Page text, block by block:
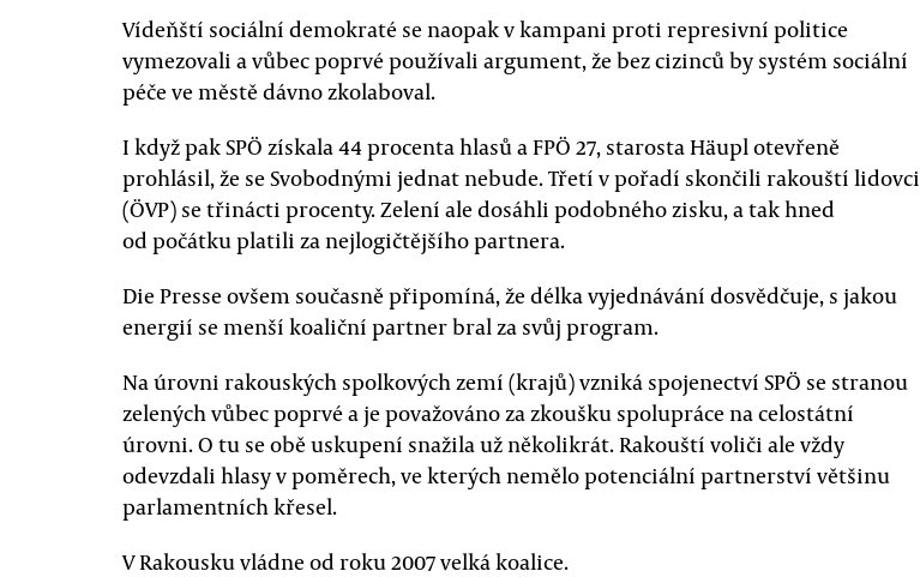
Vídeňští sociální demokraté se naopak v kampani proti represivní politice
vymezovali a vůbec poprvé používali argument, že bez cizinců by systém sociální
péče ve městě dávno zkolaboval.
I když pak SPÖ získala 44 procenta hlasů a FPÖ 27, starosta Häupl otevřeně
prohlásil, že se Svobodnými jednat nebude. Třetí v pořadí skončili rakouští lidovci
(ÖVP) se třinácti procenty. Zelení ale dosáhli podobného zisku, a tak hned
od počátku platili za nejlogičtějšího partnera.
Die Presse ovšem současně připomíná, že délka vyjednávání dosvědčuje, s jakou
energií se menší koaliční partner bral za svůj program.
Na úrovni rakouských spolkových zemí (krajů) vzniká spojenectví SPÖ se stranou
zelených vůbec poprvé a je považováno za zkoušku spolupráce na celostátní
úrovni. O tu se obě uskupení snažila už několikrát. Rakouští voliči ale vždy
odevzdali hlasy v poměrech, ve kterých nemělo potenciální partnerství většinu
parlamentních křesel.
V Rakousku vládne od roku 2007 velká koalice.